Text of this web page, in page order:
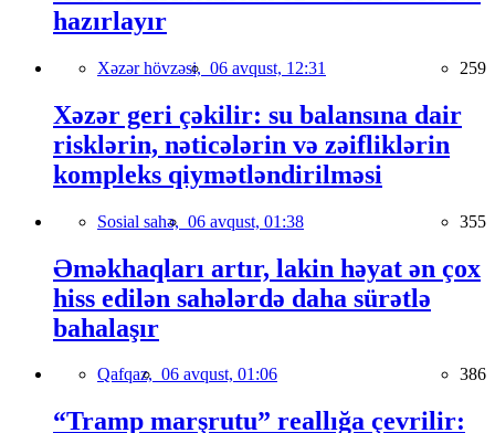
hazırlayır
Xəzər hövzəsi, 06 avqust, 12:31 259
Xəzər geri çəkilir: su balansına dair
risklərin, nəticələrin və zəifliklərin
kompleks qiymətləndirilməsi
Sosial sahə, 06 avqust, 01:38 355
Əməkhaqları artır, lakin həyat ən çox
hiss edilən sahələrdə daha sürətlə
bahalaşır
Qafqaz, 06 avqust, 01:06 386
“Tramp marşrutu” reallığa çevrilir: